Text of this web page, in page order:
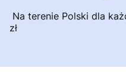
Na terenie Polski dla
zł